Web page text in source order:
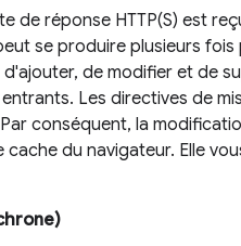
de réponse HTTP(S) est
se produire plusieurs
de modifier et de
Les directives de
conséquent, la
du navigateur. Elle